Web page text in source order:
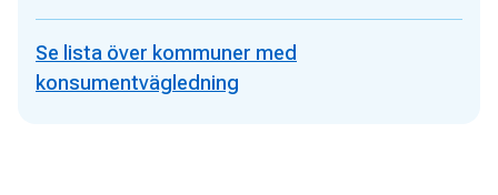
Se lista över kommuner med
konsumentvägledning